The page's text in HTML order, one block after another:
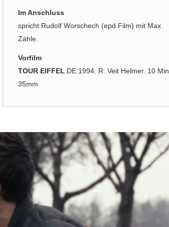
Im Anschluss
spricht Rudolf Worschech (epd Film) mit Max
Zähle.
Vorfilm
TOUR EIFFEL DE 1994. R: Veit Helmer. 10 Min.
35mm